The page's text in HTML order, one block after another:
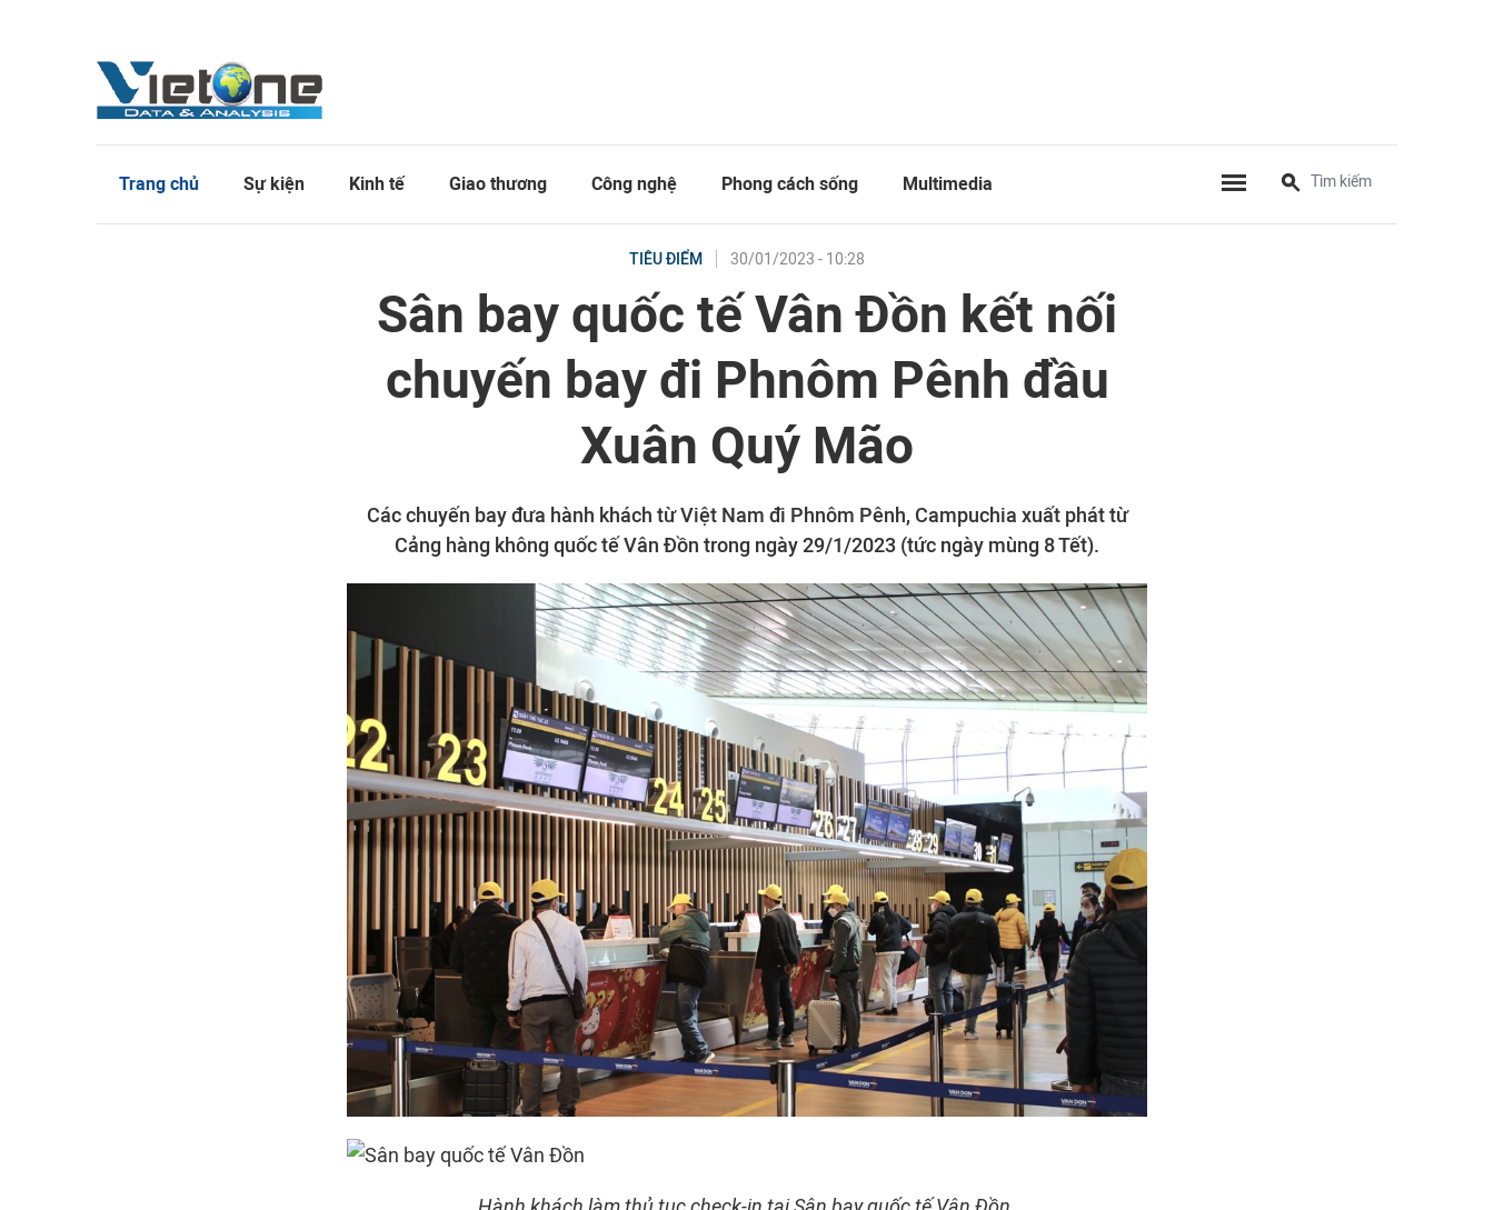
Trang chủ Sự kiện Kinh tế Giao thương Công nghệ Phong cách sống Multimedia
TIÊU ĐIỂM 30/01/2023 - 10:28
Sân bay quốc tế Vân Đồn kết nối
chuyến bay đi Phnôm Pênh đầu
Xuân Quý Mão
Các chuyến bay đưa hành khách từ Việt Nam đi Phnôm Pênh, Campuchia xuất phát từ
Cảng hàng không quốc tế Vân Đồn trong ngày 29/1/2023 (tức ngày mùng 8 Tết).